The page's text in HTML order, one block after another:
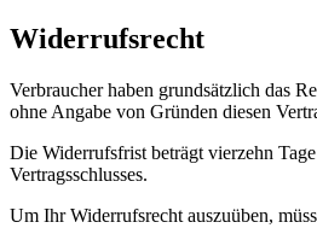
Widerrufsrecht
Verbraucher haben grundsätzlich das
ohne Angabe von Gründen diesen
Die Widerrufsfrist beträgt vierzehn
Vertragsschlusses.
Um Ihr Widerrufsrecht auszuüben,